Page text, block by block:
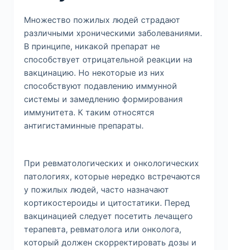
Множество пожилых людей страдают
различными хроническими заболеваниями.
В принципе, никакой препарат не
способствует отрицательной реакции на
вакцинацию. Но некоторые из них
способствуют подавлению иммунной
системы и замедлению формирования
иммунитета. К таким относятся
антигистаминные препараты.
При ревматологических и онкологических
патологиях, которые нередко встречаются
у пожилых людей, часто назначают
кортикостероиды и цитостатики. Перед
вакцинацией следует посетить лечащего
терапевта, ревматолога или онколога,
который должен скорректировать дозы и